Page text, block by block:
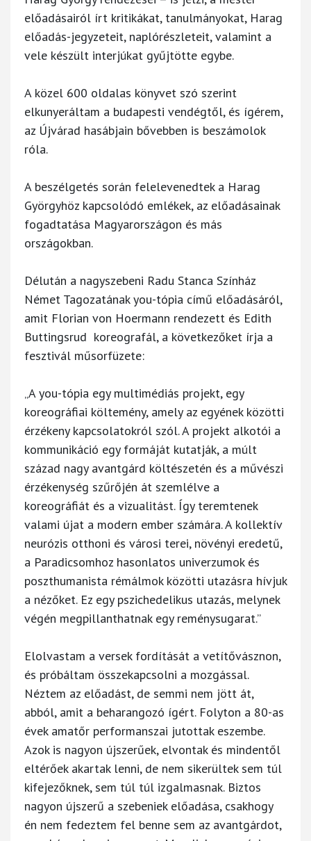
előadásairól írt kritikákat, tanulmányokat, Harag
előadás-jegyzeteit, naplórészleteit, valamint a
vele készült interjúkat gyűjtötte egybe.
A közel 600 oldalas könyvet szó szerint
elkunyeráltam a budapesti vendégtől, és ígérem,
az Újvárad hasábjain bővebben is beszámolok
róla.
A beszélgetés során felelevenedtek a Harag
Györgyhöz kapcsolódó emlékek, az előadásainak
fogadtatása Magyarországon és más
országokban.
Délután a nagyszebeni Radu Stanca Színház
Német Tagozatának you-tópia című előadásáról,
amit Florian von Hoermann rendezett és Edith
Buttingsrud koreografál, a következőket írja a
fesztivál műsorfüzete:
„A you-tópia egy multimédiás projekt, egy
koreográfiai költemény, amely az egyének közötti
érzékeny kapcsolatokról szól. A projekt alkotói a
kommunikáció egy formáját kutatják, a múlt
század nagy avantgárd költészetén és a művészi
érzékenység szűrőjén át szemlélve a
koreográfiát és a vizualitást. Így teremtenek
valami újat a modern ember számára. A kollektív
neurózis otthoni és városi terei, növényi eredetű,
a Paradicsomhoz hasonlatos univerzumok és
poszthumanista rémálmok közötti utazásra hívjuk
a nézőket. Ez egy pszichedelikus utazás, melynek
végén megpillanthatnak egy reménysugarat.”
Elolvastam a versek fordítását a vetítővásznon,
és próbáltam összekapcsolni a mozgással.
Néztem az előadást, de semmi nem jött át,
abból, amit a beharangozó ígért. Folyton a 80-as
évek amatőr performanszai jutottak eszembe.
Azok is nagyon újszerűek, elvontak és mindentől
eltérőek akartak lenni, de nem sikerültek sem túl
kifejezőknek, sem túl túl izgalmasnak. Biztos
nagyon újszerű a szebeniek előadása, csakhogy
én nem fedeztem fel benne sem az avantgárdot,